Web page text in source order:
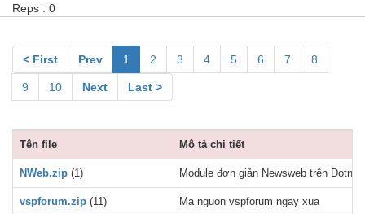
Reps : 0
< First Prev 1 2 3 4 5 6 7 8
9 10 Next Last >
Tên file Mô tả chi tiết
NWeb.zip (1) Module đơn giản Newsweb trên
vspforum.zip (11) Ma nguon vspforum ngay xua